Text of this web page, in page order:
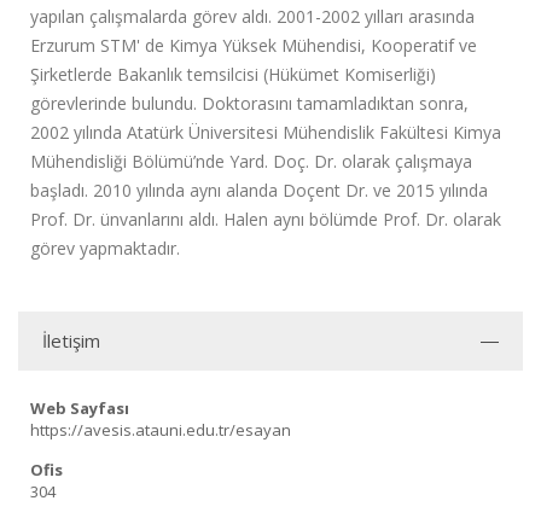
yapılan çalışmalarda görev aldı. 2001-2002 yılları arasında
Erzurum STM' de Kimya Yüksek Mühendisi, Kooperatif ve
Şirketlerde Bakanlık temsilcisi (Hükümet Komiserliği)
görevlerinde bulundu. Doktorasını tamamladıktan sonra,
2002 yılında Atatürk Üniversitesi Mühendislik Fakültesi Kimya
Mühendisliği Bölümü’nde Yard. Doç. Dr. olarak çalışmaya
başladı. 2010 yılında aynı alanda Doçent Dr. ve 2015 yılında
Prof. Dr. ünvanlarını aldı. Halen aynı bölümde Prof. Dr. olarak
görev yapmaktadır.
İletişim
Web Sayfası
https://avesis.atauni.edu.tr/esayan
Ofis
304